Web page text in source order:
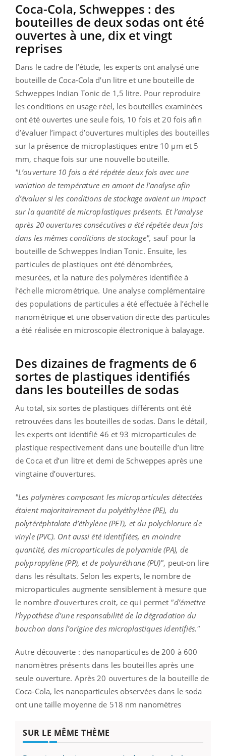
Coca-Cola, Schweppes : des
bouteilles de deux sodas ont été
ouvertes à une, dix et vingt
reprises
Dans le cadre de l’étude, les experts ont analysé une
bouteille de Coca-Cola d’un litre et une bouteille de
Schweppes Indian Tonic de 1,5 litre. Pour reproduire
les conditions en usage réel, les bouteilles examinées
ont été ouvertes une seule fois, 10 fois et 20 fois afin
d’évaluer l’impact d’ouvertures multiples des bouteilles
sur la présence de microplastiques entre 10 µm et 5
mm, chaque fois sur une nouvelle bouteille.
"L’ouverture 10 fois a été répétée deux fois avec une
variation de température en amont de l’analyse afin
d’évaluer si les conditions de stockage avaient un impact
sur la quantité de microplastiques présents. Et l’analyse
après 20 ouvertures consécutives a été répétée deux fois
dans les mêmes conditions de stockage", sauf pour la
bouteille de Schweppes Indian Tonic. Ensuite, les
particules de plastiques ont été dénombrées,
mesurées, et la nature des polymères identifiée à
l’échelle micrométrique. Une analyse complémentaire
des populations de particules a été effectuée à l’échelle
nanométrique et une observation directe des particules
a été réalisée en microscopie électronique à balayage.
Des dizaines de fragments de 6
sortes de plastiques identifiés
dans les bouteilles de sodas
Au total, six sortes de plastiques différents ont été
retrouvées dans les bouteilles de sodas. Dans le détail,
les experts ont identifié 46 et 93 microparticules de
plastique respectivement dans une bouteille d’un litre
de Coca et d’un litre et demi de Schweppes après une
vingtaine d’ouvertures.
"Les polymères composant les microparticules détectées
étaient majoritairement du polyéthylène (PE), du
polytéréphtalate d’éthylène (PET), et du polychlorure de
vinyle (PVC). Ont aussi été identifiées, en moindre
quantité, des microparticules de polyamide (PA), de
polypropylène (PP), et de polyuréthane (PU)", peut-on lire
dans les résultats. Selon les experts, le nombre de
microparticules augmente sensiblement à mesure que
le nombre d’ouvertures croit, ce qui permet "d’émettre
l’hypothèse d’une responsabilité de la dégradation du
bouchon dans l’origine des microplastiques identifiés."
Autre découverte : des nanoparticules de 200 à 600
nanomètres présents dans les bouteilles après une
seule ouverture. Après 20 ouvertures de la bouteille de
Coca-Cola, les nanoparticules observées dans le soda
ont une taille moyenne de 518 nm nanomètres
SUR LE MÊME THÈME